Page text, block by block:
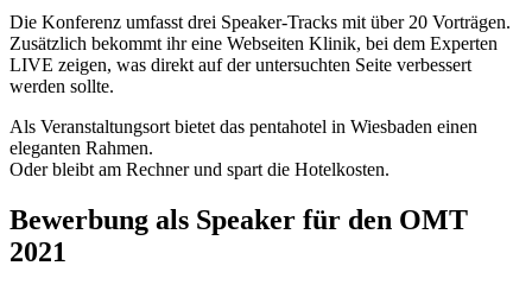
Die Konferenz umfasst drei Speaker-Tracks mit über 20 Vorträgen.
Zusätzlich bekommt ihr eine Webseiten Klinik, bei dem Experten
LIVE zeigen, was direkt auf der untersuchten Seite verbessert
werden sollte.
Als Veranstaltungsort bietet das pentahotel in Wiesbaden einen
eleganten Rahmen.
Oder bleibt am Rechner und spart die Hotelkosten.
Bewerbung als Speaker für den OMT
2021